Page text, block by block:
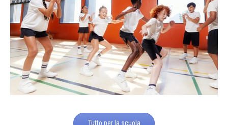
Tutto per la scuola